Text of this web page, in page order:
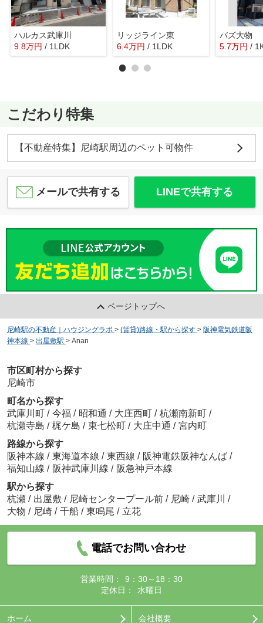
ハルカス武庫川
9.8万円 / 1LDK
リッジライン東
6.4万円 / 1LDK
バズ大物
5.7万円 /
こだわり特集
【不動産特集】尼崎駅周辺のペット可物件
メールで共有する LINEで共有する
ページトップへ
尼崎駅の不動産｜ハウジングラボ > (賃貸)路線・駅から探す > 阪神電気鉄道阪
神本線 > 出屋敷駅 > Anan
市区町村から探す
尼崎市
町名から探す
武庫川町 / 今福 / 昭和通 / 大庄西町 / 杭瀬南新町 /
杭瀬寺島 / 梶ケ島 / 東七松町 / 大庄中通 / 宮内町
路線から探す
阪神本線 / 東海道本線 / 東西線 / 阪神電鉄阪神なんば /
福知山線 / 阪神武庫川線 / 阪急神戸本線
駅から探す
杭瀬 / 出屋敷 / 尼崎センタープール前 / 尼崎 / 武庫川
/
大物 / 尼崎 / 千船 / 東鳴尾 / 立花
電話でお問い合わせ
営業時間：
9：30～18：30
定休日：
水曜日
ホーム 会社概要